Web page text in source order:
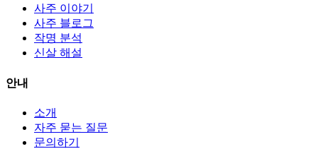
사주 이야기
사주 블로그
작명 분석
신살 해설
안내
소개
자주 묻는 질문
문의하기